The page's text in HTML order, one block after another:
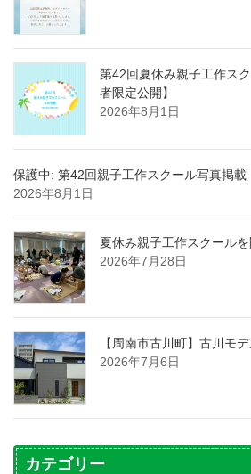
第42回夏休み親子工作ス
者限定公開】
2026年8月1日
保護中: 第42回親子工作スクール写真掲載
2026年8月1日
夏休み親子工作スクールを
2026年7月28日
【周南市古川町】古川モ
2026年7月6日
カテゴリー